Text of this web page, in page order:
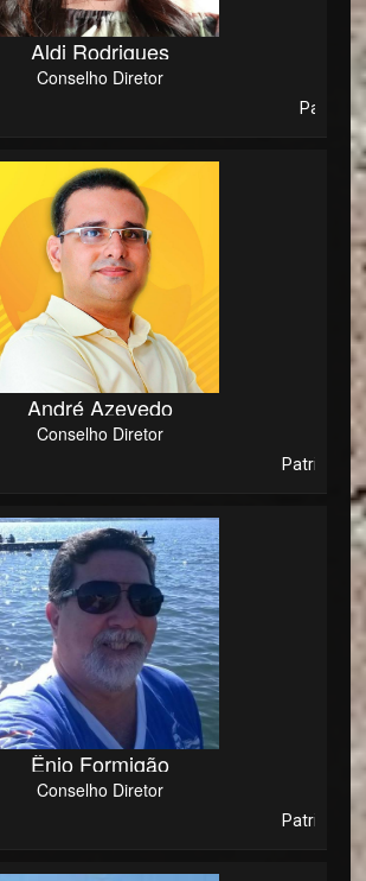
Aldi Rodrigues
Conselho Diretor
Patriota e
André Azevedo
Conselho Diretor
Patriota e
Ênio Formigão
Conselho Diretor
Patriota e